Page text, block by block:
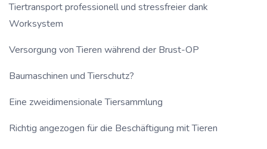
Tiertransport professionell und stressfreier dank
Worksystem
Versorgung von Tieren während der Brust-OP
Baumaschinen und Tierschutz?
Eine zweidimensionale Tiersammlung
Richtig angezogen für die Beschäftigung mit Tieren